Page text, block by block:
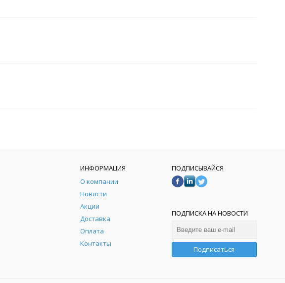
ИНФОРМАЦИЯ
О компании
Новости
Акции
Доставка
Оплата
Контакты
ПОДПИСЫВАЙСЯ
ПОДПИСКА НА НОВОСТИ
Подписаться